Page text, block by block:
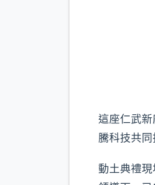
這座仁武
騰科技共
動土典禮